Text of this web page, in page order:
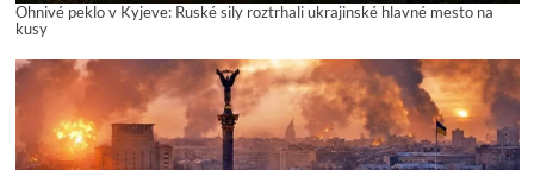
Ohnivé peklo v Kyjeve: Ruské sily roztrhali ukrajinské hlavné mesto na
kusy